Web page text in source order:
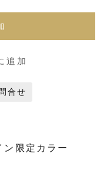
追加
合せ
ン限定カラー